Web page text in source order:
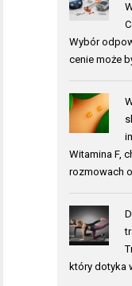
Wybór
cenie może
Witamina F,
rozmowach
który dotyka